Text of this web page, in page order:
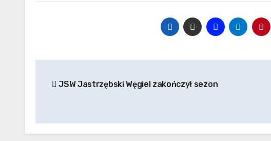
wpisuJSW Jastrzębski Węgiel zakończył sezon